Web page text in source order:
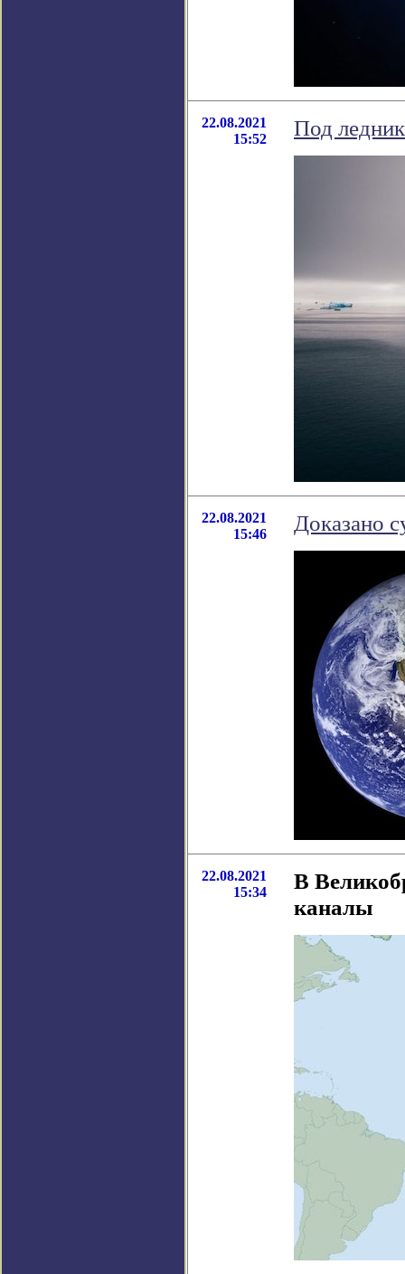
22.08.2021
15:52
Под
22.08.2021
15:46
Доказано
22.08.2021
15:34
В
каналы